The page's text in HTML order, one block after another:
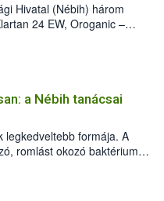
Hivatal (Nébih) három
24 EW, Oroganic –
a szüretet követően,
stádiumáig
a károsító elleni további
kis kiszerelésben kiskerti
ökológiai termesztésben is
a Nébih tanácsai
legkedveltebb formája. A
romlást okozó baktériumok
A szabadtéri sütögetés
technikáról szól: legalább